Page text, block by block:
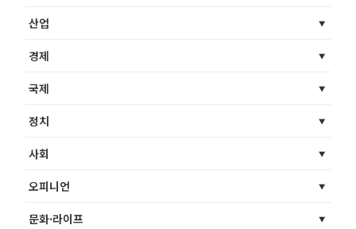
산업
경제
국제
정치
사회
오피니언
문화·라이프